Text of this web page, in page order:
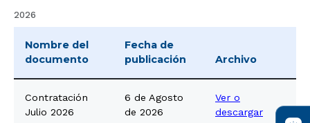
2026
Nombre del
documento
Fecha de
publicación
Archivo
Contratación
Julio 2026
6 de Agosto
de 2026
Ver o
descargar